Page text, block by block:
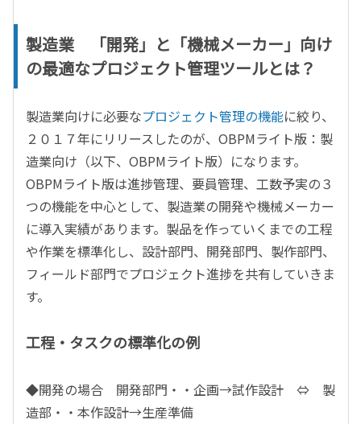
製造業 「開発」と「機械メーカー」向け
の最適なプロジェクト管理ツールとは？
製造業向けに必要なプロジェクト管理の機能に絞り、
２０１７年にリリースしたのが、OBPMライト版：製
造業向け（以下、OBPMライト版）になります。
OBPMライト版は進捗管理、要員管理、工数予実の３
つの機能を中心として、製造業の開発や機械メーカー
に導入実績があります。製品を作っていくまでの工程
や作業を標準化し、設計部門、開発部門、製作部門、
フィールド部門でプロジェクト進捗を共有していきま
す。
工程・タスクの標準化の例
◆開発の場合 開発部門・・企画→試作設計 ⇔ 製
造部・・本作設計→生産準備